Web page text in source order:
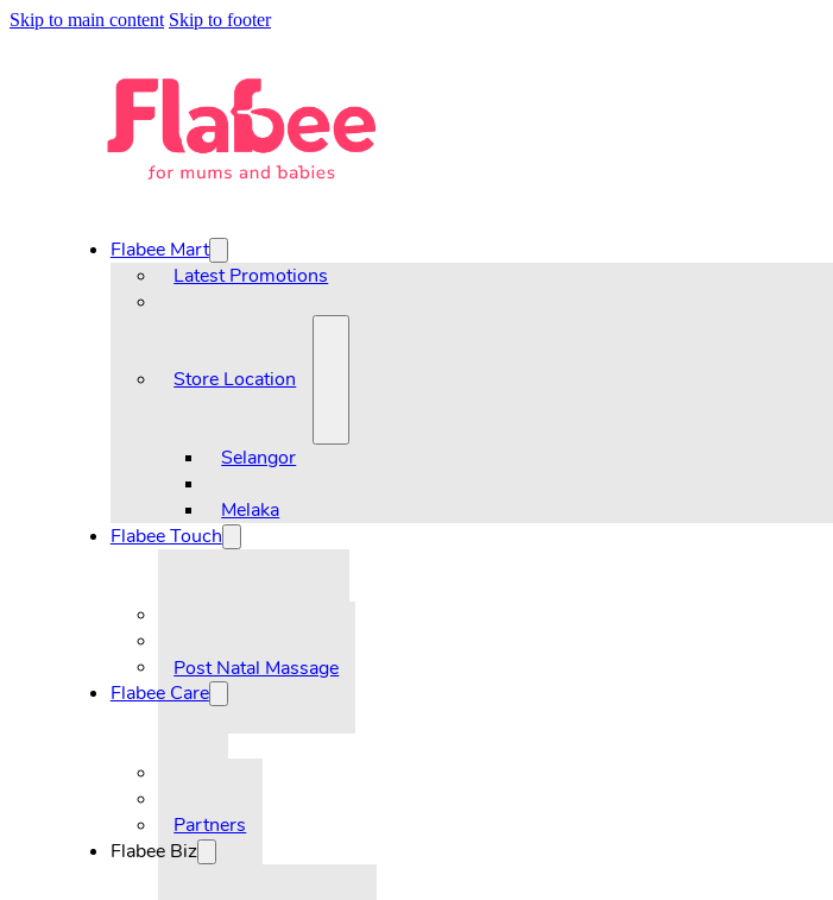
Skip to main content Skip to footer
Flabee Mart
Latest Promotions
Store Location
Selangor
Melaka
Flabee Touch
Post Natal Massage
Flabee Care
Partners
Flabee Biz